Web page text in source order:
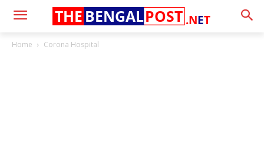
.NET
THE BENGALPOST
Home Corona Hospital